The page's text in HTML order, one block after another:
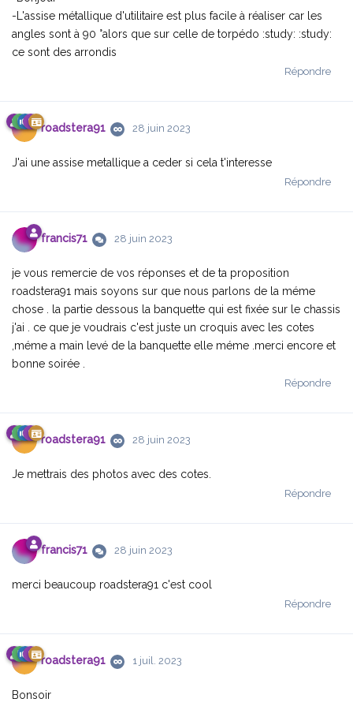
-L'assise métallique d'utilitaire est plus facile à réaliser car les
angles sont à 90 °alors que sur celle de torpédo :study: :study:
ce sont des arrondis
Répondre
roadstera91 28 juin 2023
J'ai une assise metallique a ceder si cela t'interesse
Répondre
francis71 28 juin 2023
je vous remercie de vos réponses et de ta proposition
roadstera91 mais soyons sur que nous parlons de la méme
chose . la partie dessous la banquette qui est fixée sur le chassis
j'ai . ce que je voudrais c'est juste un croquis avec les cotes
,méme a main levé de la banquette elle méme .merci encore et
bonne soirée .
Répondre
roadstera91 28 juin 2023
Je mettrais des photos avec des cotes.
Répondre
francis71 28 juin 2023
merci beaucoup roadstera91 c'est cool
Répondre
roadstera91 1 juil. 2023
Bonsoir